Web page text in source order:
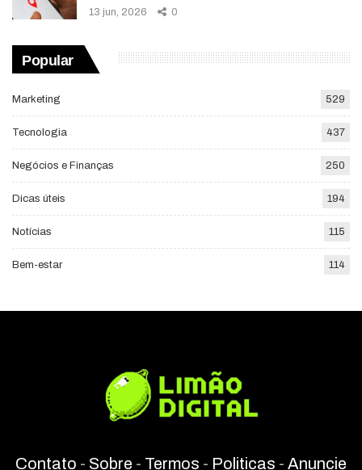
13 jun, 2026 0
Popular
Marketing 529
Tecnologia 437
Negócios e Finanças 250
Dicas úteis 194
Notícias 115
Bem-estar 114
Contato - Sobre - Termos - Politicas - Anuncie